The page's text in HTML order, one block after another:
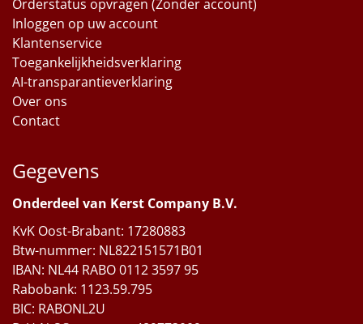
Orderstatus opvragen (Zonder account)
Inloggen op uw account
Klantenservice
Toegankelijkheidsverklaring
AI-transparantieverklaring
Over ons
Contact
Gegevens
Onderdeel van Kerst Company B.V.
KvK Oost-Brabant: 17280883
Btw-nummer: NL822151571B01
IBAN: NL44 RABO 0112 3597 95
Rabobank: 1123.59.795
BIC: RABONL2U